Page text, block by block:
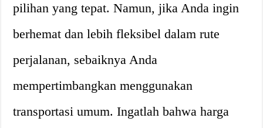
pilihan yang tepat. Namun, jika Anda ingin
berhemat dan lebih fleksibel dalam rute
perjalanan, sebaiknya Anda
mempertimbangkan menggunakan
transportasi umum. Ingatlah bahwa harga